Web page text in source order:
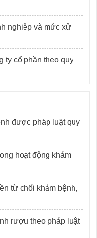
nghiệp và mức xử
ty cổ phần theo quy
được pháp luật quy
hoạt động khám
từ chối khám bệnh,
rượu theo pháp luật